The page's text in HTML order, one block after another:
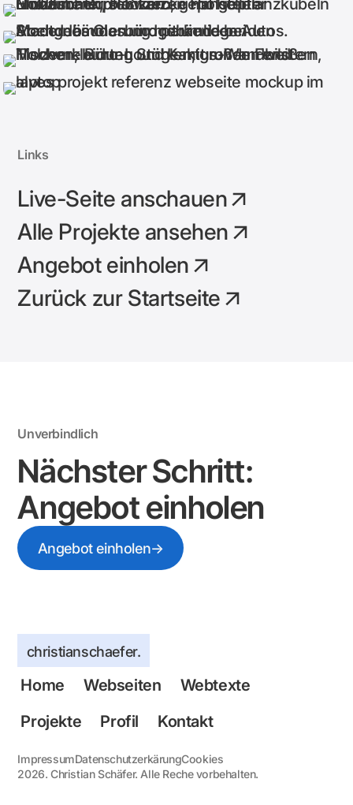
Links
Live-Seite anschauen
Alle Projekte ansehen
Angebot einholen
Zurück zur Startseite
Unverbindlich
Nächster Schritt:
Angebot einholen
Angebot einholen→
christianschaefer.
Home Webseiten
Webtexte
Projekte
Profil Kontakt
2026. Christian Schäfer. Alle Reche vorbehalten.
ImpressumDatenschutzerkärungCookies